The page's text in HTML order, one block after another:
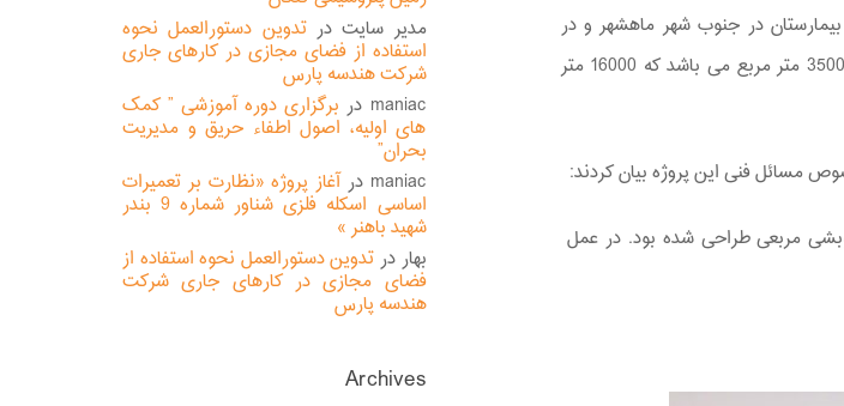
در جنوب شهر ماهشهر و در
بالادست اراضی خور موسی واقع شده است. وسعت اراضی بیمارستان برابر 35000 متر مربع می باشد که 16000 متر
مسائل فنی این پروژه بیان کردند:
مربعی طراحی شده بود. در عمل
مدیر سایتدرتدوین دستورالعمل نحوه
استفاده از فضای مجازی در کارهای جاری
شرکت هندسه پارس
maniac در برگزاری دوره آموزشی ” کمک
های اولیه، اصول اطفاء حریق و مدیریت
بحران”
maniac درآغاز پروژه «نظارت بر تعمیرات
اساسی اسکله فلزی شناور شماره 9 بندر
شهید باهنر »
بهار در تدوین دستورالعمل نحوه استفاده از
فضای مجازی در کارهای جاری شرکت
هندسه پارس
Archives